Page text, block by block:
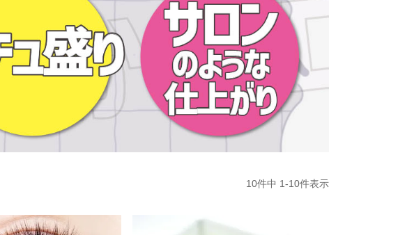
10件中 1-10件表示